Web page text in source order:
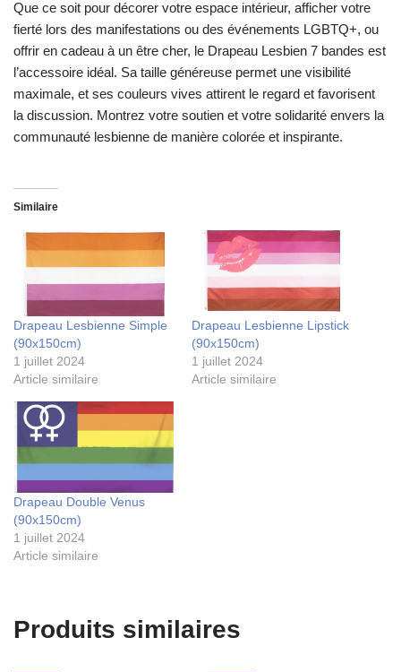
Que ce soit pour décorer votre espace intérieur, afficher votre
fierté lors des manifestations ou des événements LGBTQ+, ou
offrir en cadeau à un être cher, le Drapeau Lesbien 7 bandes est
l’accessoire idéal. Sa taille généreuse permet une visibilité
maximale, et ses couleurs vives attirent le regard et favorisent
la discussion. Montrez votre soutien et votre solidarité envers la
communauté lesbienne de manière colorée et inspirante.
Similaire
Drapeau Lesbienne Simple
(90x150cm)
1 juillet 2024
Article similaire
Drapeau Lesbienne Lipstick
(90x150cm)
1 juillet 2024
Article similaire
Drapeau Double Venus
(90x150cm)
1 juillet 2024
Article similaire
Produits similaires